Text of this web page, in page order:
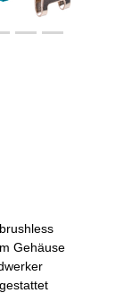
Gehäuse